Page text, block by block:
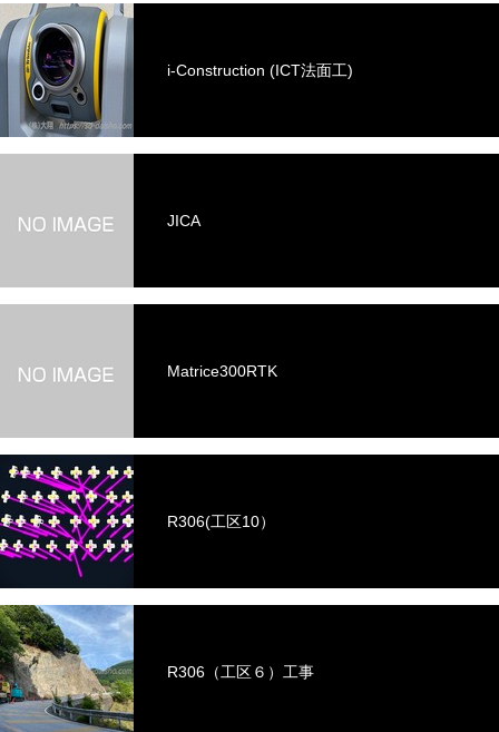
i-Construction (ICT法面工)
JICA
Matrice300RTK
R306(工区10）
R306（工区６）工事